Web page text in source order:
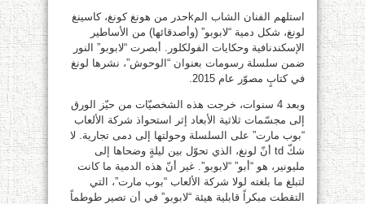
استلهم الفنان الشاب المkحدر من هونغ كونغ، كاسينغ
لونغ، شكل دمية “لابوبو” (وأصدقائها) من الأساطير
الإسكندنافية وحكايات الفولكلور. أبصرت “لابوبو” النور
ضمن سلسلة رسومات بعنوان “الوحوش”، نشرها لونغ
في كتابٍ مصوّر عام 2015.
وبعد 4 سنوات، خرجت هذه الشخصيّات من حيّز الورق
إلى مجسّمات ثلاثية الأبعاد إثر استحواذ شركة الألعاب
“بوب مارت” على السلسلة وحولتها إلى دمى تجارية. لا
شكّ td أنّ لونغ، الذي تحوّل بين ليلةٍ وضحاها إلى
مليونير، هو “أبو” “لابوبو”. غير أنّ هذه الدمية ما كانت
لتبلغ ما بلغته لولا شركة الألعاب “بوب مارت”، التي
التقطت مبكراً قابلية هيئة “لابوبو” في أن تصير طوطماً